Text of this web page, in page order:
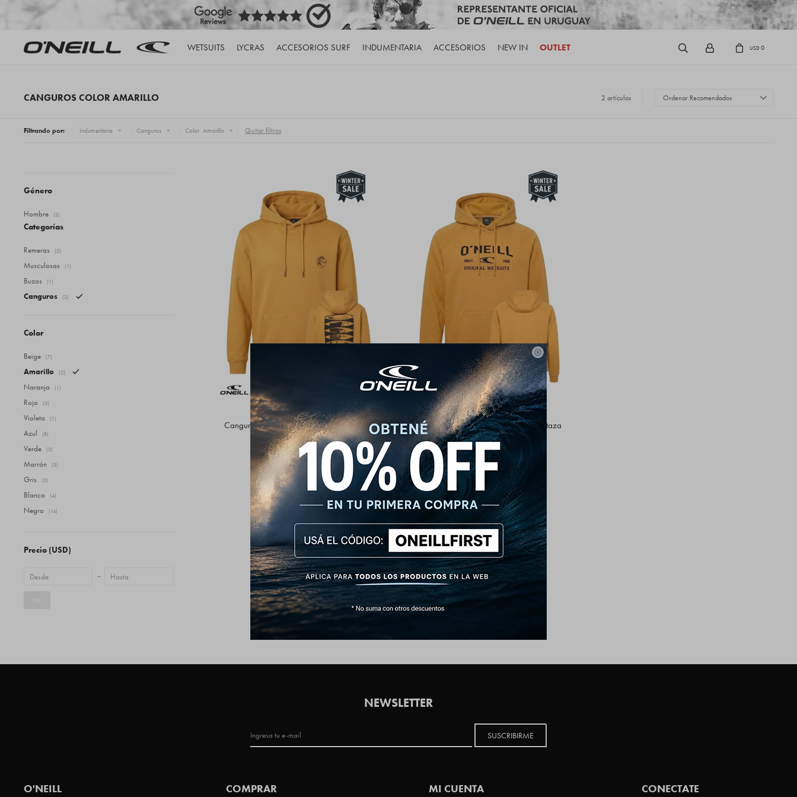

WETSUITS LYCRAS ACCESORIOS SURF INDUMENTARIA ACCESORIOS NEW IN OUTLET USD0
CANGUROS COLOR AMARILLO 2 artículos Recomendados
Filtrando por: Indumentaria Canguros Color: Amarillo Quitar filtros
Canguro O'Neill Photo Retro - Mostaza
$2.392 $ 2.990
Canguro O'Neill Essential Fleece - Mostaza
$2.392 $ 2.990
Categorías
Remeras (2)
Musculosas (1)
Buzos (1)
Canguros (2)
Precio (USD)
Color
Beige (7)
Amarillo (2)
Naranja (1)
Rojo (3)
Violeta (1)
Azul (8)
Verde (3)
Marrón (3)
Gris (3)
Blanco (4)
Negro (14)
Género
Hombre (2)
CONECTATE
O'NEILL COMPRAR MI CUENTA
NEWSLETTER
SUSCRIBIRME